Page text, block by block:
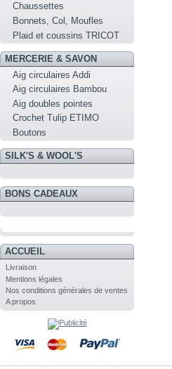
Chaussettes
Bonnets, Col, Moufles
Plaid et coussins TRICOT
MERCERIE & SAVON
Aig circulaires Addi
Aig circulaires Bambou
Aig doubles pointes
Crochet Tulip ETIMO
Boutons
SILK'S & WOOL'S
BONS CADEAUX
ACCUEIL
Livraison
Mentions légales
Nos conditions générales de ventes
A propos